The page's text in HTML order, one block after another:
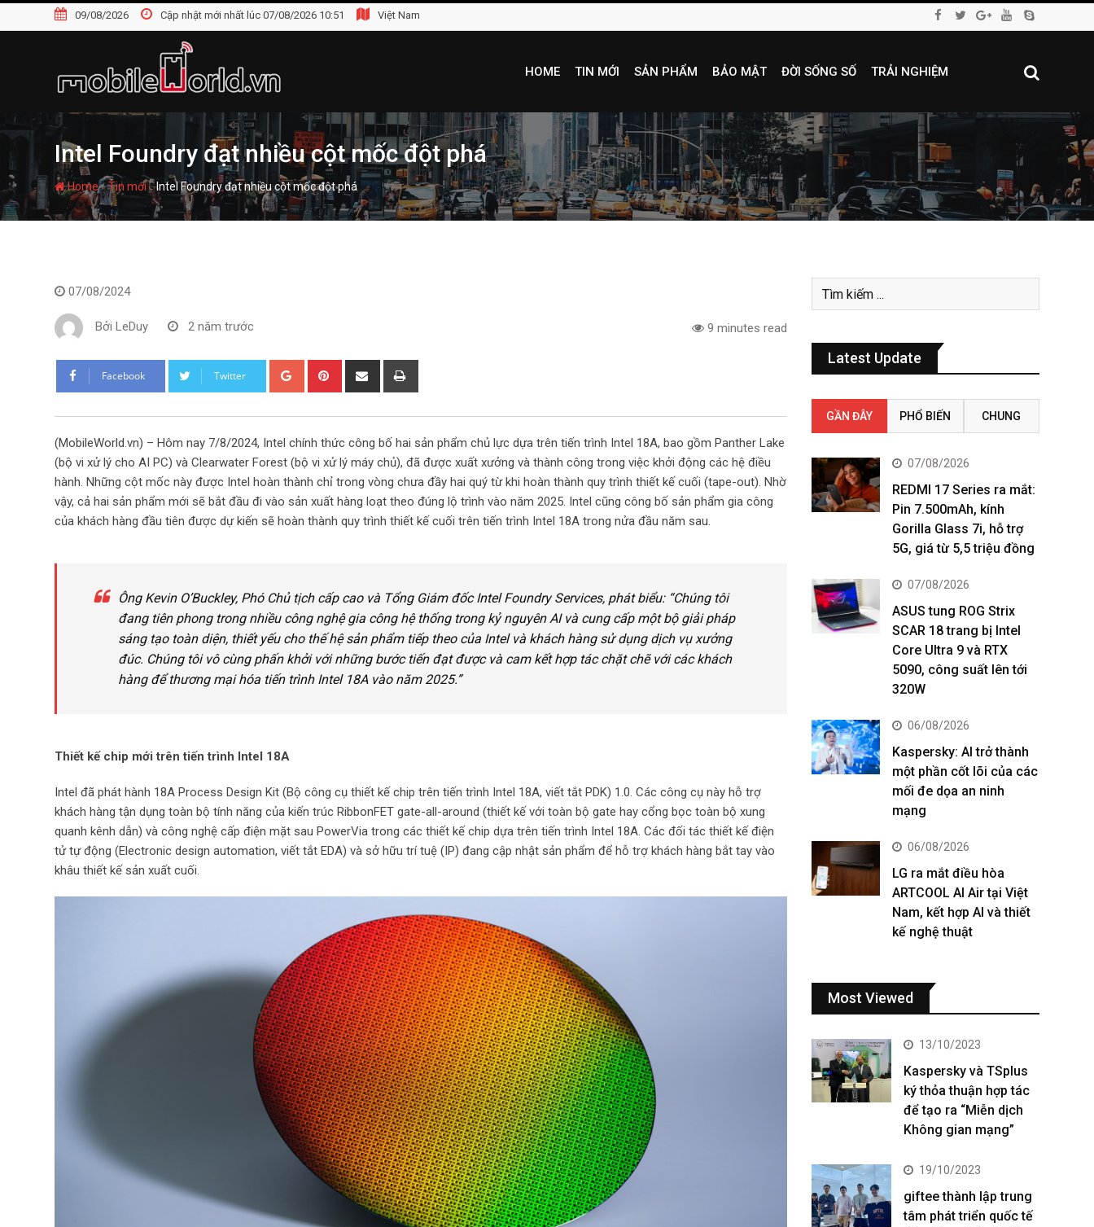
k
c
e
n
09/08/2026 Cập nhật mới nhất lúc 07/08/2026 10:51 Việt Nam
HOME TIN MỚI SẢN PHẨM BẢO MẬT ĐỜI SỐNG SỐ TRẢI NGHIỆM
Intel Foundry đạt nhiều cột mốc đột phá
Home-Tin mới-Intel Foundry đạt nhiều cột mốc đột phá
07/08/2024
Bởi LeDuy 2 năm trước 9 minutes read
Facebook Twitter
o
l
e
+
i
e
r
e
s
t
h
e
v
i
a
E
l
r
t
(MobileWorld.vn) – Hôm nay 7/8/2024, Intel chính thức công bố hai sản phẩm chủ lực dựa trên tiến trình Intel 18A, bao gồm Panther Lake
(bộ vi xử lý cho AI PC) và Clearwater Forest (bộ vi xử lý máy chủ), đã được xuất xưởng và thành công trong việc khởi động các hệ điều
hành. Những cột mốc này được Intel hoàn thành chỉ trong vòng chưa đầy hai quý từ khi hoàn thành quy trình thiết kế cuối (tape-out). Nhờ
vậy, cả hai sản phẩm mới sẽ bắt đầu đi vào sản xuất hàng loạt theo đúng lộ trình vào năm 2025. Intel cũng công bố sản phẩm gia công
của khách hàng đầu tiên được dự kiến sẽ hoàn thành quy trình thiết kế cuối trên tiến trình Intel 18A trong nửa đầu năm sau.
Ông Kevin O’Buckley, Phó Chủ tịch cấp cao và Tổng Giám đốc Intel Foundry Services, phát biểu: “Chúng tôi
đang tiên phong trong nhiều công nghệ gia công hệ thống trong kỷ nguyên AI và cung cấp một bộ giải pháp
sáng tạo toàn diện, thiết yếu cho thế hệ sản phẩm tiếp theo của Intel và khách hàng sử dụng dịch vụ xưởng
đúc. Chúng tôi vô cùng phấn khởi với những bước tiến đạt được và cam kết hợp tác chặt chẽ với các khách
hàng để thương mại hóa tiến trình Intel 18A vào năm 2025.”
Thiết kế chip mới trên tiến trình Intel 18A
Intel đã phát hành 18A Process Design Kit (Bộ công cụ thiết kế chip trên tiến trình Intel 18A, viết tắt PDK) 1.0. Các công cụ này hỗ trợ
khách hàng tận dụng toàn bộ tính năng của kiến trúc RibbonFET gate-all-around (thiết kế với toàn bộ gate hay cổng bọc toàn bộ xung
quanh kênh dẫn) và công nghệ cấp điện mặt sau PowerVia trong các thiết kế chip dựa trên tiến trình Intel 18A. Các đối tác thiết kế điện
tử tự động (Electronic design automation, viết tắt EDA) và sở hữu trí tuệ (IP) đang cập nhật sản phẩm để hỗ trợ khách hàng bắt tay vào
khâu thiết kế sản xuất cuối.
Latest Update
GẦN ĐÂY PHỔ BIẾN CHUNG
07/08/2026
REDMI 17 Series ra mắt:
Pin 7.500mAh, kính
Gorilla Glass 7i, hỗ trợ
5G, giá từ 5,5 triệu đồng
07/08/2026
ASUS tung ROG Strix
SCAR 18 trang bị Intel
Core Ultra 9 và RTX
5090, công suất lên tới
320W
06/08/2026
Kaspersky: AI trở thành
một phần cốt lõi của các
mối đe dọa an ninh
mạng
06/08/2026
LG ra mắt điều hòa
ARTCOOL AI Air tại Việt
Nam, kết hợp AI và thiết
kế nghệ thuật
Most Viewed
13/10/2023
Kaspersky và TSplus
ký thỏa thuận hợp tác
để tạo ra “Miễn dịch
Không gian mạng”
19/10/2023
giftee thành lập trung
tâm phát triển quốc tế